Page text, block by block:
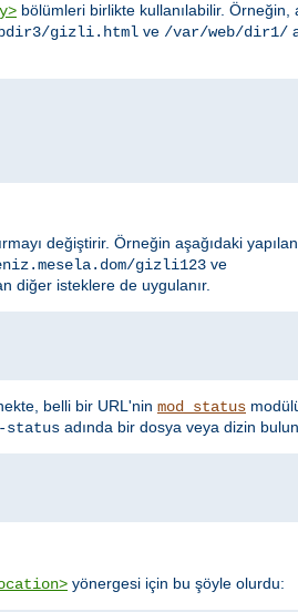
bölümleri birlikte kullanılabilir. Örneğin,
gizli.html ve /var/web/dir1/
değiştirir. Örneğin aşağıdaki
gizli123 ve
diğer isteklere de uygulanır.
belli bir URL'nin mod_status
status adında bir dosya veya dizin
yönergesi için bu şöyle olurdu: